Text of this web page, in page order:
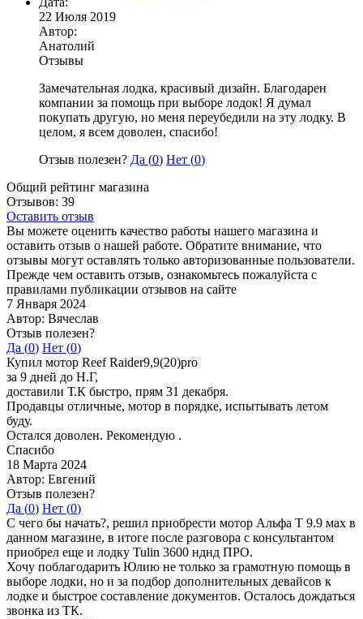
22 Июля 2019
Автор:
Анатолий
Отзывы
Замечательная лодка, красивый дизайн. Благодарен
компании за помощь при выборе лодок! Я думал
покупать другую, но меня переубедили на эту лодку. В
целом, я всем доволен, спасибо!
Отзыв полезен? Да (0) Нет (0)
Общий рейтинг магазина
Отзывов: 39
Оставить отзыв
Вы можете оценить качество работы нашего магазина и
оставить отзыв о нашей работе. Обратите внимание, что
отзывы могут оставлять только авторизованные пользователи.
Прежде чем оставить отзыв, ознакомьтесь пожалуйста с
правилами публикации отзывов на сайте
7 Января 2024
Автор: Вячеслав
Отзыв полезен?
Да (0) Нет (0)
Купил мотор Reef Raider9,9(20)pro
за 9 дней до Н.Г,
доставили Т.К быстро, прям 31 декабря.
Продавцы отличные, мотор в порядке, испытывать летом
буду.
Остался доволен. Рекомендую .
Спасибо
18 Марта 2024
Автор: Евгений
Отзыв полезен?
Да (0) Нет (0)
С чего бы начать?, решил приобрести мотор Альфа Т 9.9 мах в
данном магазине, в итоге после разговора с консультантом
приобрел еще и лодку Tulin 3600 нднд ПРО.
Хочу поблагодарить Юлию не только за грамотную помощь в
выборе лодки, но и за подбор дополнительных девайсов к
лодке и быстрое составление документов. Осталось дождаться
звонка из ТК.